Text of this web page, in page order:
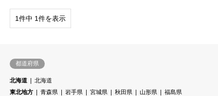
1件中 1件を表示
都道府県
北海道
北海道
東北地方
青森県 岩手県 宮城県 秋田県 山形県
福島県